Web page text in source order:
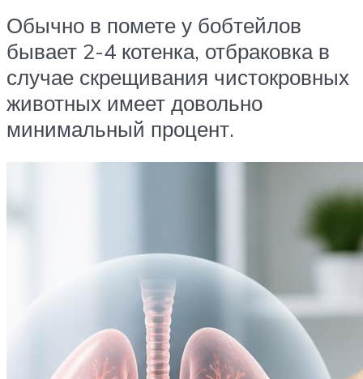
Обычно в помете у бобтейлов
бывает 2-4 котенка, отбраковка в
случае скрещивания чистокровных
животных имеет довольно
минимальный процент.